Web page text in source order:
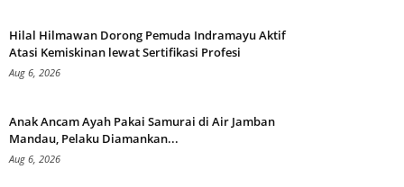
Hilal Hilmawan Dorong Pemuda Indramayu Aktif
Atasi Kemiskinan lewat Sertifikasi Profesi
Aug 6, 2026
Anak Ancam Ayah Pakai Samurai di Air Jamban
Mandau, Pelaku Diamankan...
Aug 6, 2026